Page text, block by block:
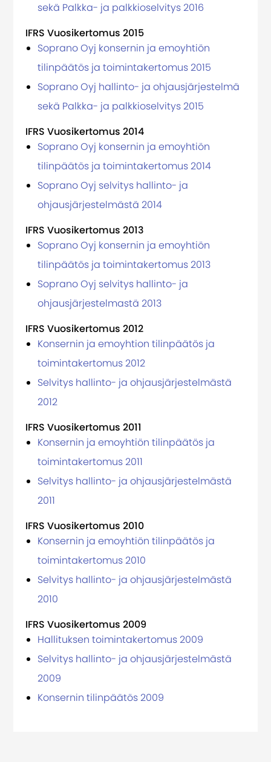
sekä Palkka- ja palkkioselvitys 2016
IFRS Vuosikertomus 2015
Soprano Oyj konsernin ja emoyhtiön
tilinpäätös ja toimintakertomus 2015
Soprano Oyj hallinto- ja ohjausjärjestelmä
sekä Palkka- ja palkkioselvitys 2015
IFRS Vuosikertomus 2014
Soprano Oyj konsernin ja emoyhtiön
tilinpäätös ja toimintakertomus 2014
Soprano Oyj selvitys hallinto- ja
ohjausjärjestelmästä 2014
IFRS Vuosikertomus 2013
Soprano Oyj konsernin ja emoyhtiön
tilinpäätös ja toimintakertomus 2013
Soprano Oyj selvitys hallinto- ja
ohjausjärjestelmastä 2013
IFRS Vuosikertomus 2012
Konsernin ja emoyhtion tilinpäätös ja
toimintakertomus 2012
Selvitys hallinto- ja ohjausjärjestelmästä
2012
IFRS Vuosikertomus 2011
Konsernin ja emoyhtiön tilinpäätös ja
toimintakertomus 2011
Selvitys hallinto- ja ohjausjärjestelmästä
2011
IFRS Vuosikertomus 2010
Konsernin ja emoyhtiön tilinpäätös ja
toimintakertomus 2010
Selvitys hallinto- ja ohjausjärjestelmästä
2010
IFRS Vuosikertomus 2009
Hallituksen toimintakertomus 2009
Selvitys hallinto- ja ohjausjärjestelmästä
2009
Konsernin tilinpäätös 2009